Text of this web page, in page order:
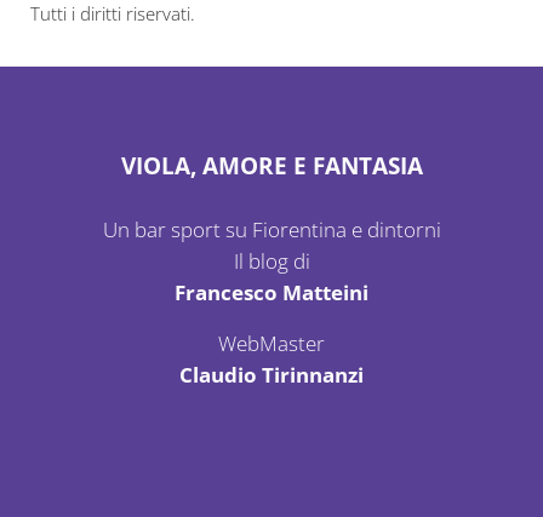
Tutti i diritti riservati.
VIOLA, AMORE E FANTASIA
Un bar sport su Fiorentina e dintorni
Il blog di
Francesco Matteini
WebMaster
Claudio Tirinnanzi